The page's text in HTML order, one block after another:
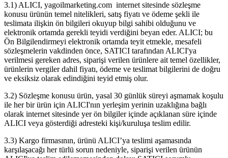
3.1) ALICI, yagoilmarketing.com internet sitesinde sözleşme
konusu ürünün temel nitelikleri, satış fiyatı ve ödeme şekli ile
teslimata ilişkin ön bilgileri okuyup bilgi sahibi olduğunu ve
elektronik ortamda gerekli teyidi verdiğini beyan eder. ALICI; bu
Ön Bilgilendirmeyi elektronik ortamda teyit etmekle, mesafeli
sözleşmelerin vakdinden önce, SATICI tarafından ALICI'ya
verilmesi gereken adres, siparişi verilen ürünlere ait temel özellikler,
ürünlerin vergiler dahil fiyatı, ödeme ve teslimat bilgilerini de doğru
ve eksiksiz olarak edindiğini teyid etmiş olur.
3.2) Sözleşme konusu ürün, yasal 30 günlük süreyi aşmamak koşulu
ile her bir ürün için ALICI'nın yerleşim yerinin uzaklığına bağlı
olarak internet sitesinde yer ön bilgiler içinde açıklanan süre içinde
ALICI veya gösterdiği adresteki kişi/kuruluşa teslim edilir.
3.3) Kargo firmasının, ürünü ALICI’ya teslimi aşamasında
karşılaşacağı her türlü sorun nedeniyle, siparişi verilen ürünün